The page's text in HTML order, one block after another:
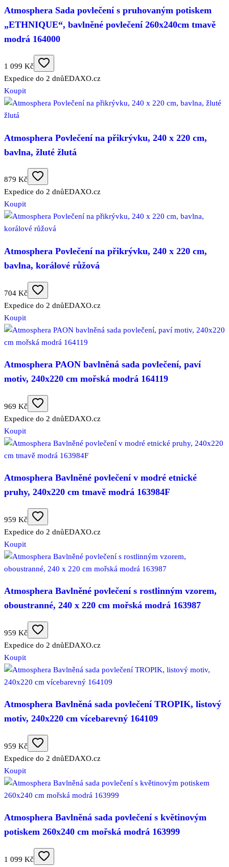
Atmosphera Sada povlečení s pruhovaným potiskem
„ETHNIQUE“, bavlněné povlečení 260x240cm tmavě
modrá 164000
1 099 Kč
Expedice do 2 dnůEDAXO.cz
Koupit
Atmosphera Povlečení na přikrývku, 240 x 220 cm,
bavlna, žluté žlutá
879 Kč
Expedice do 2 dnůEDAXO.cz
Koupit
Atmosphera Povlečení na přikrývku, 240 x 220 cm,
bavlna, korálové růžová
704 Kč
Expedice do 2 dnůEDAXO.cz
Koupit
Atmosphera PAON bavlněná sada povlečení, paví
motiv, 240x220 cm mořská modrá 164119
969 Kč
Expedice do 2 dnůEDAXO.cz
Koupit
Atmosphera Bavlněné povlečení v modré etnické
pruhy, 240x220 cm tmavě modrá 163984F
959 Kč
Expedice do 2 dnůEDAXO.cz
Koupit
Atmosphera Bavlněné povlečení s rostlinným vzorem,
oboustranné, 240 x 220 cm mořská modrá 163987
959 Kč
Expedice do 2 dnůEDAXO.cz
Koupit
Atmosphera Bavlněná sada povlečení TROPIK, listový
motiv, 240x220 cm vícebarevný 164109
959 Kč
Expedice do 2 dnůEDAXO.cz
Koupit
Atmosphera Bavlněná sada povlečení s květinovým
potiskem 260x240 cm mořská modrá 163999
1 099 Kč